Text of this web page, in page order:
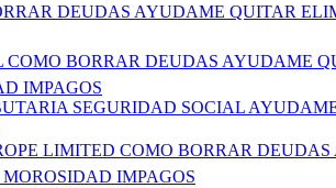
DEUDAS AYUDAME QUITAR
BORRAR DEUDAS AYUDAME
IMPAGOS
SEGURIDAD SOCIAL
LIMITED COMO BORRAR
IMPAGOS